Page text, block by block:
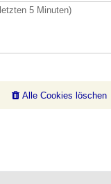
5 Minuten)
Alle Cookies löschen